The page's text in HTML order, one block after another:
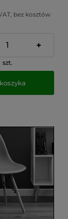
bez kosztów
+
szt.